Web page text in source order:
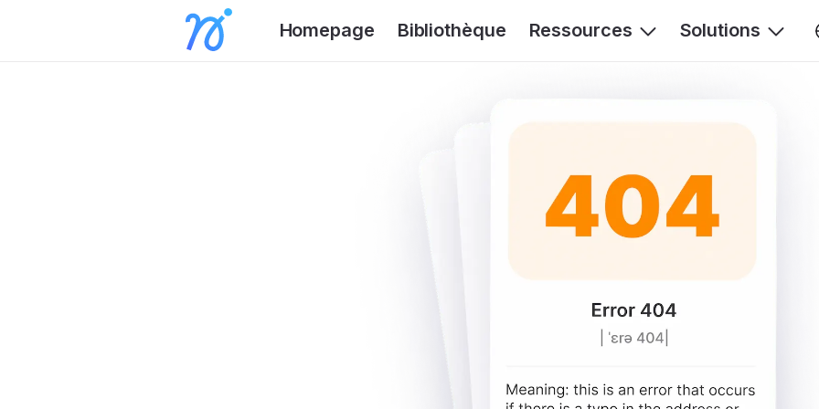
Homepage Bibliothèque Ressources Solutions